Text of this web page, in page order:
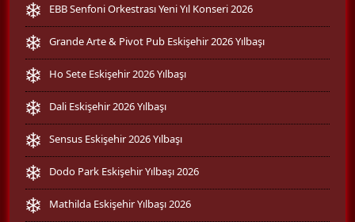
EBB Senfoni Orkestrası Yeni Yıl Konseri 2026
Grande Arte & Pivot Pub Eskişehir 2026 Yılbaşı
Ho Sete Eskişehir 2026 Yılbaşı
Dali Eskişehir 2026 Yılbaşı
Sensus Eskişehir 2026 Yılbaşı
Dodo Park Eskişehir Yılbaşı 2026
Mathilda Eskişehir Yılbaşı 2026